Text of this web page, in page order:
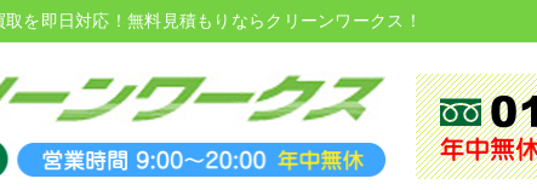
を即日対応！無料見積もりならクリーンワークス！